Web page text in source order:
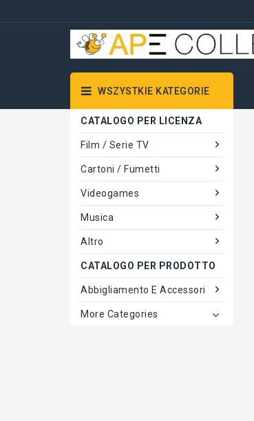
WSZYSTKIE KATEGORIE
CATALOGO PER LICENZA
Film / Serie TV
Cartoni / Fumetti
Videogames
Musica
Altro
CATALOGO PER PRODOTTO
Abbigliamento E Accessori
More Categories